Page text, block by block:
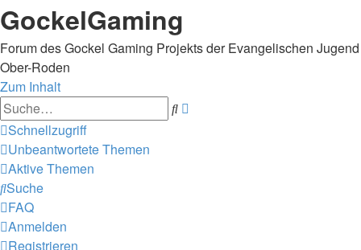
GockelGaming
Forum des Gockel Gaming Projekts der Evangelischen Jugend
Ober-Roden
Zum Inhalt
Suche
Schnellzugriff
Unbeantwortete Themen
Aktive Themen
Suche
FAQ
Anmelden
Registrieren